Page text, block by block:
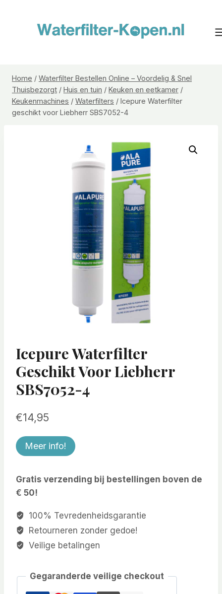
Home / Waterfilter Bestellen Online – Voordelig & Snel
Thuisbezorgt / Huis en tuin / Keuken en eetkamer /
Keukenmachines / Waterfilters / Icepure Waterfilter
geschikt voor Liebherr SBS7052-4
Icepure Waterfilter
Geschikt Voor Liebherr
SBS7052-4
€14,95
Meer info!
Gratis verzending bij bestellingen boven de
€ 50!
100% Tevredenheidsgarantie
Retourneren zonder gedoe!
Veilige betalingen
Gegaranderde veilige checkout